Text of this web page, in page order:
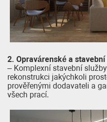
2. Opravárenské a stavební
– Komplexní stavební
rekonstrukci jakýchkoli
prověřenými dodavateli a
všech prací.